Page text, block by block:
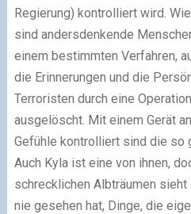
Regierung) kontrolliert wird.
sind andersdenkende
einem bestimmten Verfahren,
die Erinnerungen und die
Terroristen durch eine
ausgelöscht. Mit einem Gerät
Gefühle kontrolliert sind die so
Auch Kyla ist eine von ihnen,
schrecklichen Albträumen
nie gesehen hat, Dinge, die